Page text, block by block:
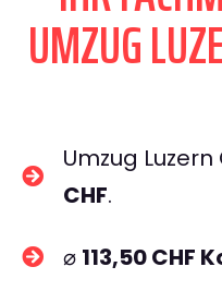
UMZUG
Umzug
CHF.
⌀ 113,50 CHF